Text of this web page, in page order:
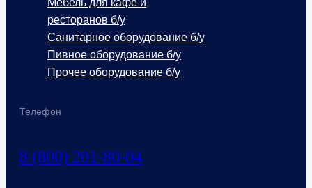
Телефон
8 (800) 201-80-04
Мебель для кафе и
ресторанов б/у
Санитарное оборудование б/у
Пивное оборудование б/у
Прочее оборудование б/у